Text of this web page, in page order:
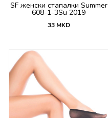
SF женски стапалки Summer
608-1-3Su 2019
33 MKD